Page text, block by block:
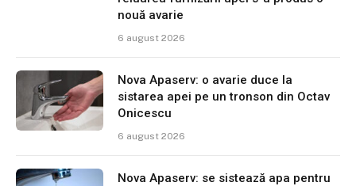
nouă avarie
6 august 2026
Nova Apaserv: o avarie duce la
sistarea apei pe un tronson din Octav
Onicescu
6 august 2026
Nova Apaserv: se sistează apa pentru